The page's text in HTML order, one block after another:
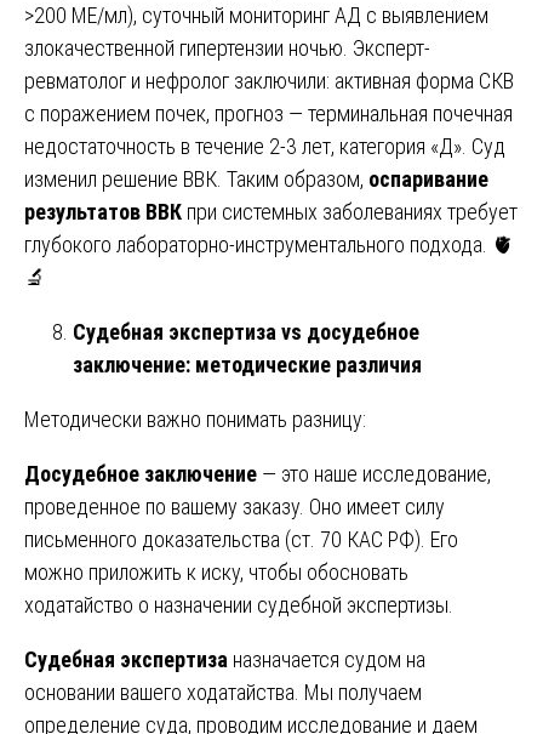
>200 МЕ/мл), суточный мониторинг АД с выявлением
злокачественной гипертензии ночью. Эксперт-
ревматолог и нефролог заключили: активная форма СКВ
с поражением почек, прогноз — терминальная почечная
недостаточность в течение 2-3 лет, категория «Д». Суд
изменил решение ВВК. Таким образом, оспаривание
результатов ВВК при системных заболеваниях требует
глубокого лабораторно-инструментального подхода. 🫀
🔬
Судебная экспертиза vs досудебное
заключение: методические различия
Методически важно понимать разницу:
Досудебное заключение — это наше исследование,
проведенное по вашему заказу. Оно имеет силу
письменного доказательства (ст. 70 КАС РФ). Его
можно приложить к иску, чтобы обосновать
ходатайство о назначении судебной экспертизы.
Судебная экспертиза назначается судом на
основании вашего ходатайства. Мы получаем
определение суда, проводим исследование и даем